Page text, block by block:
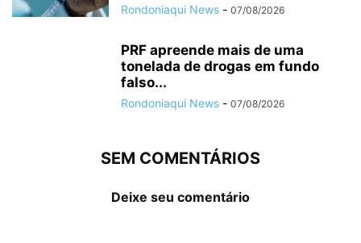
Rondoniaqui News - 07/08/2026
PRF apreende mais de uma
tonelada de drogas em fundo
falso...
Rondoniaqui News - 07/08/2026
SEM COMENTÁRIOS
Deixe seu comentário